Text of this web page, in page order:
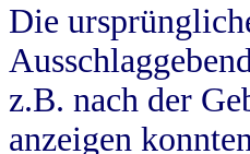
Die
z.B. nach der
anzeigen